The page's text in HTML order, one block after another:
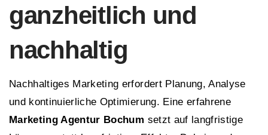
ganzheitlich und
nachhaltig
Nachhaltiges Marketing erfordert Planung, Analyse
und kontinuierliche Optimierung. Eine erfahrene
Marketing Agentur Bochum setzt auf langfristige